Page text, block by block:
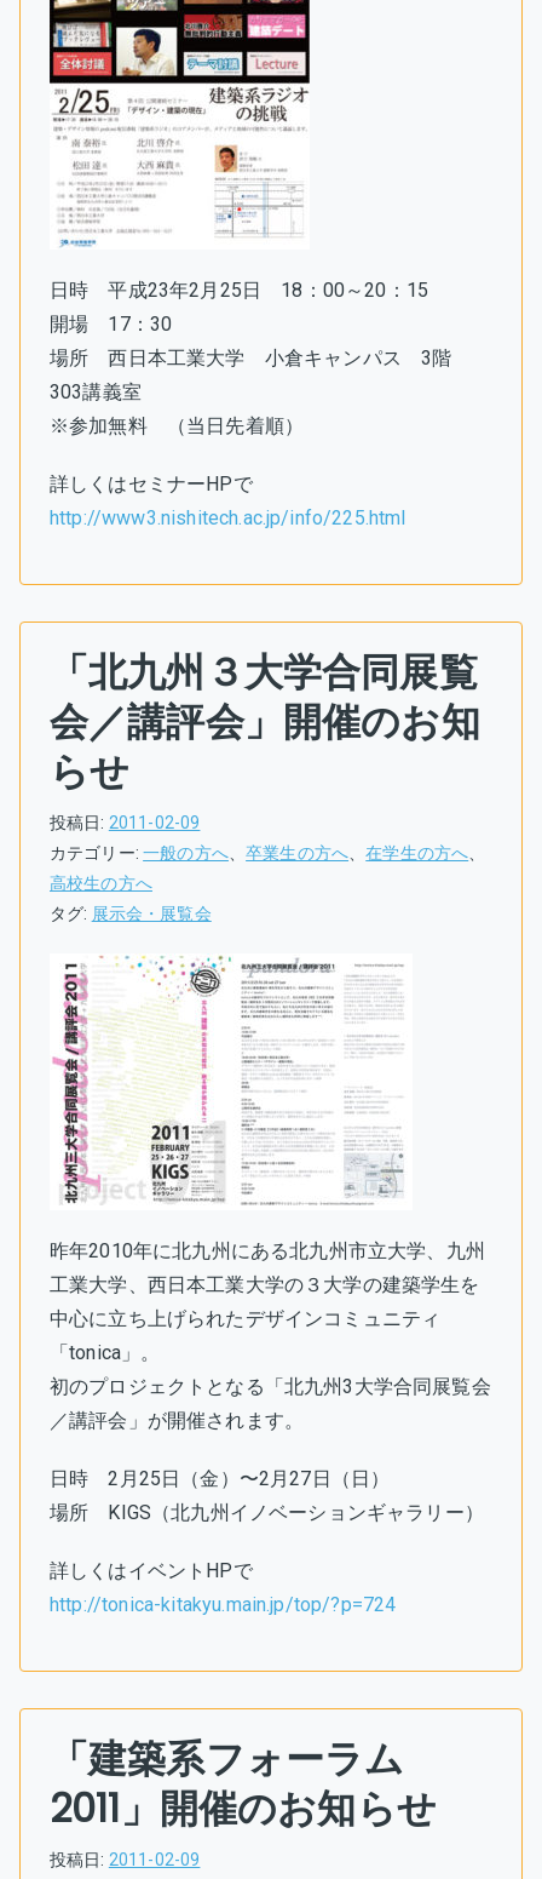
日時 平成23年2月25日 18：00～20：15
開場 17：30
場所 西日本工業大学 小倉キャンパス 3階
303講義室
※参加無料 （当日先着順）
詳しくはセミナーHPで
http://www3.nishitech.ac.jp/info/225.html
「北九州３大学合同展覧
会／講評会」開催のお知
らせ
投稿日: 2011-02-09
カテゴリー:一般の方へ、卒業生の方へ、在学生の方へ、
高校生の方へ
タグ: 展示会・展覧会
昨年2010年に北九州にある北九州市立大学、九州
工業大学、西日本工業大学の３大学の建築学生を
中心に立ち上げられたデザインコミュニティ
「tonica」。
初のプロジェクトとなる「北九州3大学合同展覧会
／講評会」が開催されます。
日時 2月25日（金）〜2月27日（日）
場所 KIGS（北九州イノベーションギャラリー）
詳しくはイベントHPで
http://tonica-kitakyu.main.jp/top/?p=724
「建築系フォーラム
2011」開催のお知らせ
投稿日: 2011-02-09